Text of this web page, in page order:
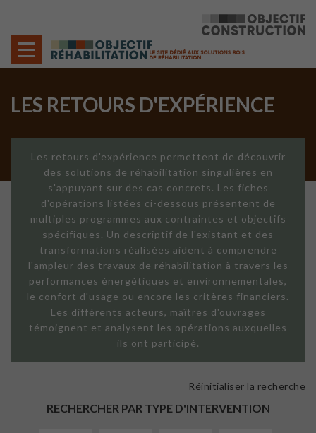
LES RETOURS D'EXPÉRIENCE
Les retours d'expérience permettent de découvrir
des solutions de réhabilitation singulières en
s'appuyant sur des cas concrets. Les fiches
d'opérations listées ci-dessous présentent de
multiples programmes aux contraintes et objectifs
spécifiques. Un descriptif de l'existant et des
transformations réalisées aident à comprendre
l'ampleur des travaux de réhabilitation à travers les
performances énergétiques et environnementales,
le confort d'usage ou encore les critères financiers.
Les différents acteurs, maîtres d'ouvrages
témoignent et analysent les opérations auxquelles
ils ont participé.
RECHERCHER PAR TYPE D'INTERVENTION
Réinitialiser la recherche
ISOLATION
INTÉRIEURE